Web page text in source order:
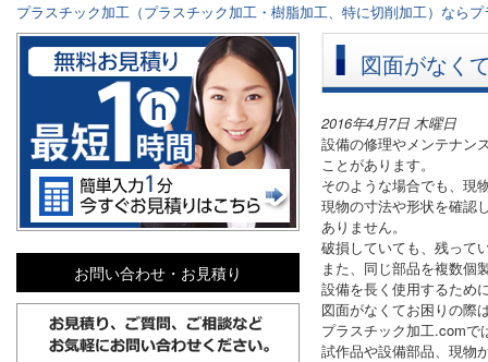
プラスチック加工（プラスチック加工・樹脂加工、特に切削加工）なら
図面がなく
2016年4月7日 木曜日
設備の修理やメンテナン
ことがあります。
そのような場合でも、現
現物の寸法や形状を確認
ありません。
破損していても、残って
また、同じ部品を複数個
設備を長く使用するため
図面がなくてお困りの際
プラスチック加工.comで
試作品や設備部品、現物
お問い合わせ・お見積り